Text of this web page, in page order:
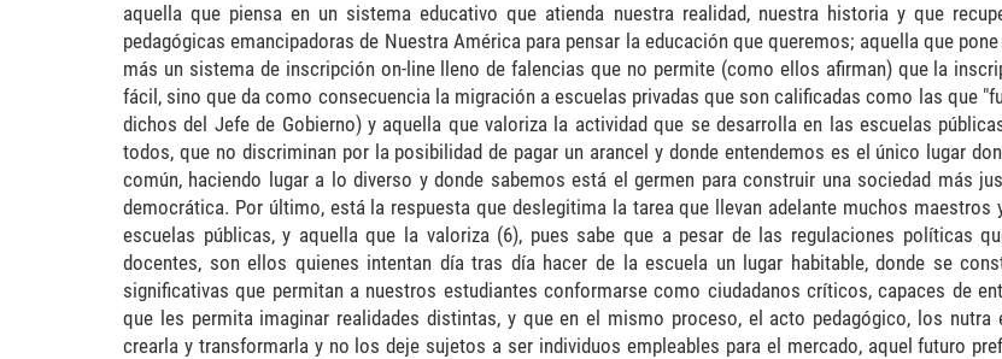
aquella que piensa en un sistema educativo que atienda nuestra realidad, nuestra historia y que
pedagógicas emancipadoras de Nuestra América para pensar la educación que queremos; aquella que
más un sistema de inscripción on-line lleno de falencias que no permite (como ellos afirman) que la
fácil, sino que da como consecuencia la migración a escuelas privadas que son calificadas como las que
dichos del Jefe de Gobierno) y aquella que valoriza la actividad que se desarrolla en las escuelas
todos, que no discriminan por la posibilidad de pagar un arancel y donde entendemos es el único lugar
común, haciendo lugar a lo diverso y donde sabemos está el germen para construir una sociedad más
democrática. Por último, está la respuesta que deslegitima la tarea que llevan adelante muchos maestros
escuelas públicas, y aquella que la valoriza (6), pues sabe que a pesar de las regulaciones políticas
docentes, son ellos quienes intentan día tras día hacer de la escuela un lugar habitable, donde se
significativas que permitan a nuestros estudiantes conformarse como ciudadanos críticos, capaces de
que les permita imaginar realidades distintas, y que en el mismo proceso, el acto pedagógico, los nutra
crearla y transformarla y no los deje sujetos a ser individuos empleables para el mercado, aquel futuro